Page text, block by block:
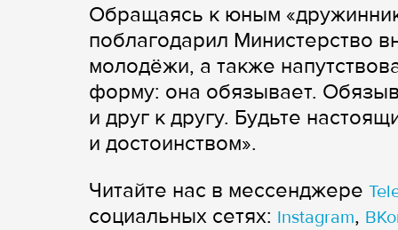
Обращаясь к юным
поблагодарил Министерство
молодёжи, а также
форму: она обязывает.
и друг к другу. Будьте
и достоинством».
Читайте нас в мессенджере
cоциальных сетях: Instagram,